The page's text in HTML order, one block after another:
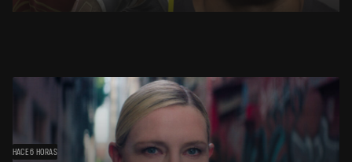
HACE 6 HORAS